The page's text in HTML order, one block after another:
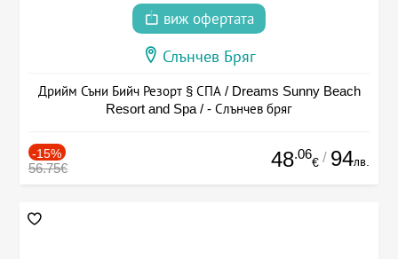
виж офертата
Слънчев Бряг
Дрийм Съни Бийч Резорт § СПА / Dreams Sunny Beach
Resort and Spa / - Слънчев бряг
-15%
56.75€ 48.06
€ / 94лв.